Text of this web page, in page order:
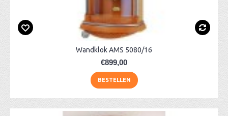
Wandklok AMS 5080/16
€899,00
BESTELLEN